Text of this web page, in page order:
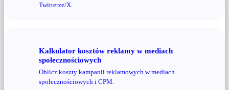
Twitterze/X.
Kalkulator kosztów reklamy w mediach
społecznościowych
Oblicz koszty kampanii reklamowych w mediach
społecznościowych i CPM.